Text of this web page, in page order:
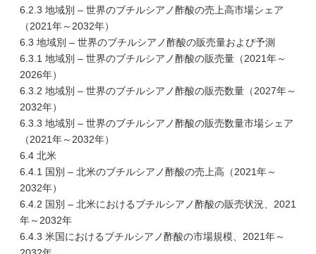
6.2.3 地域別 – 世界のブチルシアノ酢酸の売上高市場シェア
（2021年～2032年）
6.3 地域別 – 世界のブチルシアノ酢酸の販売量および予測
6.3.1 地域別 – 世界のブチルシアノ酢酸の販売量（2021年～
2026年）
6.3.2 地域別 – 世界のブチルシアノ酢酸の販売数量（2027年～
2032年）
6.3.3 地域別 – 世界のブチルシアノ酢酸の販売数量市場シェア
（2021年～2032年）
6.4 北米
6.4.1 国別 – 北米のブチルシアノ酢酸の売上高（2021年～
2032年）
6.4.2 国別 – 北米におけるブチルシアノ酢酸の販売状況、2021
年～2032年
6.4.3 米国におけるブチルシアノ酢酸の市場規模、2021年～